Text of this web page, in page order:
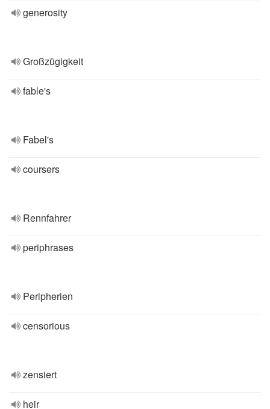
generosity
Großzügigkeit
fable's
Fabel's
coursers
Rennfahrer
periphrases
Peripherien
censorious
zensiert
heir